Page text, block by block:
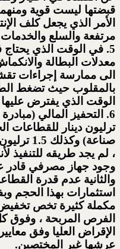
قبضتها ليست قوية
الأمر الذي يجعل كلف
مرتفعة والسلع
5. في الوقت الذي يحتاج
معدلات البطالة
الى ممارسة إجراءات
بالمقلوب حيث تضغط
الوقت الذي يفترض عليها
ترليون دينار للقطاعات
صناعة)
، لم يجد طريقه للتنفيذ
وجود جهاز مصرفي قادر
والثانية عدم قدرة
استثمارات بهذا الحجم
مكملة كثيرة تخص
الفرص المربحة ، وفوق
الإقراض العليا وفق
عرشها غير المختصين.